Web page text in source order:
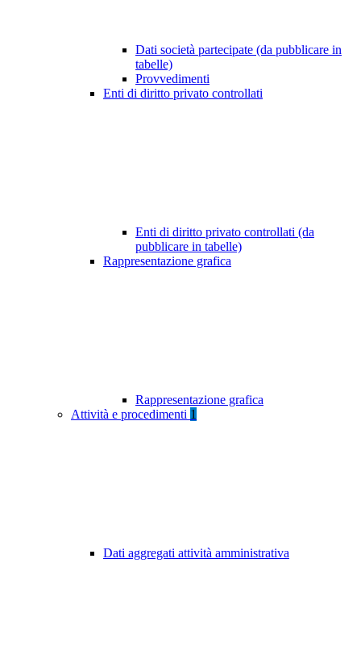
Dati società partecipate (da pubblicare in
tabelle)
Provvedimenti
Enti di diritto privato controllati
Enti di diritto privato controllati (da
pubblicare in tabelle)
Rappresentazione grafica
Rappresentazione grafica
Attività e procedimenti 1
Dati aggregati attività amministrativa